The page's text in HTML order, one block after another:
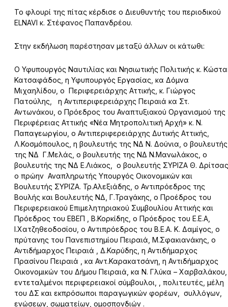
Το φλουρί της πίτας κέρδισε ο Διευθυντής του περιοδικού
ELNAVI κ. Στέφανος Παπανδρέου.
Στην εκδήλωση παρέστησαν μεταξύ άλλων οι κάτωθι:
Ο Υφυπουργός Ναυτιλίας και Νησιωτικής Πολιτικής κ.
Κατσαφάδος, η Υφυπουργός Εργασίας, κα Δόμνα
Μιχαηλίδου, ο Περιφερειάρχης Αττικής, κ. Γιώργος
Πατούλης, η Αντιπεριφερειάρχης Πειραιά κα Στ.
Αντωνάκου, ο Πρόεδρος του Αναπτυξιακού Οργανισμού της
Περιφέρειας Αττικής «Νέα Μητροπολιτική Αρχή» κ. Ν.
Παπαγεωργίου, ο Αντιπεριφερειάρχης Δυτικής Αττικής,
Λ.Κοσμόπουλος, η βουλευτής της ΝΔ Ν. Δούνια, ο βουλευτής
της ΝΔ Γ.Μελάς, ο βουλευτής της ΝΔ Ν.Μανωλάκος, ο
βουλευτής της ΝΔ Ε.Λιάκος, ο βουλευτής ΣΥΡΙΖΑ Θ.
ο πρώην Αναπληρωτής Υπουργός Οικονομικών και
Βουλευτής ΣΥΡΙΖΑ. Τρ.Αλεξιάδης, ο Αντιπρόεδρος της
Βουλής και Βουλευτής ΝΔ, Γ.Τραγάκης, ο Προέδρος του
Περιφερειακού Επιμελητηριακού Συμβουλίου Αττικής και
Πρόεδρος του ΕΒΕΠ , Β.Κορκίδης, ο Πρόεδρος του Ε.Ε.Α,
Ι.Χατζηθεοδοσίου, ο Αντιπρόεδρος του Β.Ε.Α. Κ. Δαμίγος, ο
πρύτανης του Πανεπιστημίου Πειραιά, Μ.Σφακιανάκης, ο
Αντιδήμαρχος Πειραιά , Δ.Καρύδης, η Αντιδήμαρχος
Πρασίνου Πειραιά , κα Αντ.Καρακατσάνη, η Αντιδήμαρχος
Οικονομικών του Δήμου Πειραιά, κα Ν. Γλύκα – Χαρβαλάκου,
εντεταλμένοι περιφερειακοί σύμβουλοι, , πολιτευτές, μέλη
του ΔΣ και εκπρόσωποι παραγωγικών φορέων, συλλόγων,
ενώσεων, σωματείων, ομοσπονδιών .